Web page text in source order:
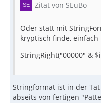
Zitat von SEuBo
Oder statt mit
kryptisch finde, einfach
StringRight("00000" &
Stringformat ist in der
abseits von fertigen